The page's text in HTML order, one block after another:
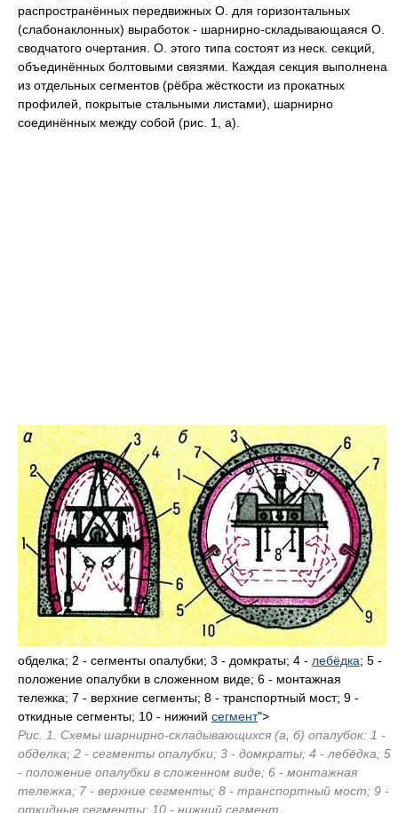
распространённых передвижных O. для горизонтальных
(слабонаклонных) выработок - шарнирно-складывающаяся O.
сводчатого очертания. O. этого типа состоят из неск. секций,
объединённых болтовыми связями. Каждая секция выполнена
из отдельных сегментов (рёбра жёсткости из прокатных
профилей, покрытые стальными листами), шарнирно
соединённых между собой (рис. 1, a).
обделка; 2 - сегменты опалубки; 3 - домкраты; 4 - лебёдка; 5 -
положение опалубки в сложенном виде; 6 - монтажная
тележка; 7 - верхние сегменты; 8 - транспортный мост; 9 -
откидные сегменты; 10 - нижний сегмент">
Рис. 1. Схемы шарнирно-складывающихся (a, б) опалубок: 1 -
обделка; 2 - сегменты опалубки; 3 - домкраты; 4 - лебёдка; 5
- положение опалубки в сложенном виде; 6 - монтажная
тележка; 7 - верхние сегменты; 8 - транспортный мост; 9 -
откидные сегменты; 10 - нижний сегмент.